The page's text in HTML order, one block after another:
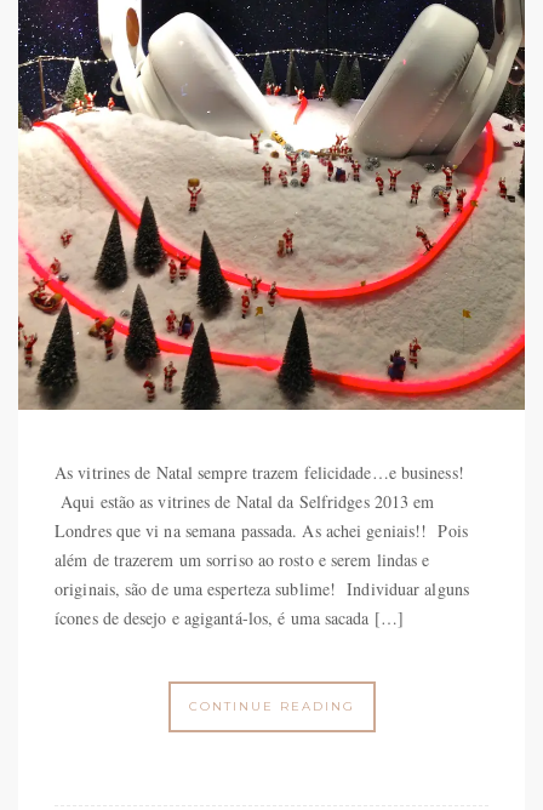
As vitrines de Natal sempre trazem felicidade…e business!
Aqui estão as vitrines de Natal da Selfridges 2013 em
Londres que vi na semana passada. As achei geniais!! Pois
além de trazerem um sorriso ao rosto e serem lindas e
originais, são de uma esperteza sublime! Individuar alguns
ícones de desejo e agigantá-los, é uma sacada […]
CONTINUE READING